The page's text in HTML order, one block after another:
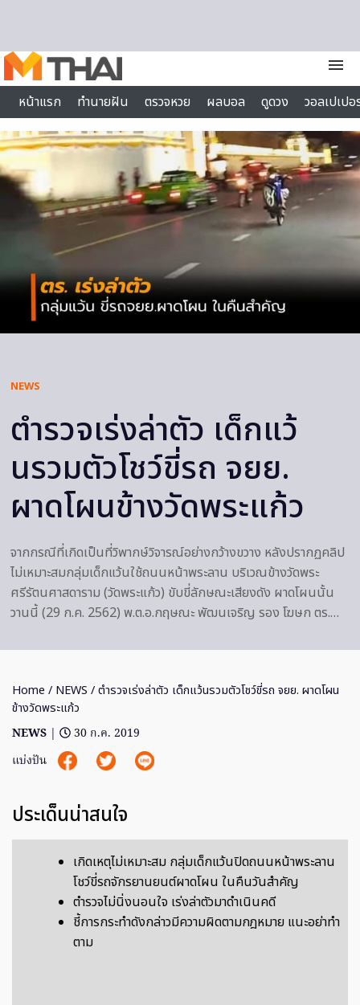
menu
หน้าแรก
ทำนายฝัน ตรวจหวย ผลบอล ดูดวง
วอลเปเป
ไลฟ์สไตล์
NEWS
ตำรวจเร่งล่าตัว เด็กแว้
นรวมตัวโชว์ขี่รถ จยย.
ผาดโผนข้างวัดพระแก้ว
จากกรณีที่เกิดเป็นที่วิพากษ์วิจารณ์อย่างกว้างขวาง หลังปรากฏคลิป
ไม่เหมาะสมกลุ่มเด็กแว้นใช้ถนนหน้าพระลาน บริเวณข้างวัดพระ
ศรีรัตนศาสดาราม (วัดพระแก้ว) ขับขี่ลักษณะเสียงดัง ผาดโผนนั้น
วานนี้ (29 ก.ค. 2562) พ.ต.อ.กฤษณะ พัฒนเจริญ รอง โฆษก ตร.…
Home / NEWS / ตำรวจเร่งล่าตัว เด็กแว้นรวมตัวโชว์ขี่รถ จยย. ผาดโผน
ข้างวัดพระแก้ว
NEWS |
30 ก.ค. 2019
แบ่งปัน
ประเด็นน่าสนใจ
เกิดเหตุไม่เหมาะสม กลุ่มเด็กแว้นปิดถนนหน้าพระลาน
โชว์ขี่รถจักรยานยนต์ผาดโผน ในคืนวันสำคัญ
ตำรวจไม่นิ่งนอนใจ เร่งล่าตัวมาดำเนินคดี
ชี้การกระทำดังกล่าวมีความผิดตามกฎหมาย แนะอย่าทำ
ตาม